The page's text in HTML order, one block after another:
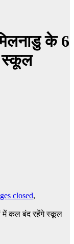
के 6
स्कूल
closed,